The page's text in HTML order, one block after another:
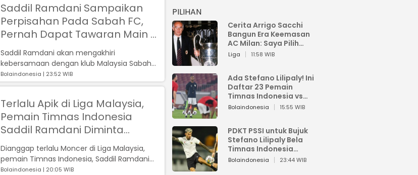
Saddil Ramdani Sampaikan
Perpisahan Pada Sabah FC,
Pernah Dapat Tawaran Main di
Austria
Saddil Ramdani akan mengakhiri
kebersamaan dengan klub Malaysia Sabah
FC, dirinya menyampaikan salam perpisahan
setalah ...
Bolaindonesia | 23:52 WIB
Terlalu Apik di Liga Malaysia,
Pemain Timnas Indonesia
Saddil Ramdani Diminta
Abroad ke Liga Raja ASEAN
Dianggap terlalu Moncer di Liga Malaysia,
pemain Timnas Indonesia, Saddil Ramdani
diminta pindah ke liga Raja ASEAN, Tha...
Bolaindonesia | 20:05 WIB
PILIHAN
Cerita Arrigo Sacchi
Bangun Era Keemasan
AC Milan: Saya Pilih
Pemain dari Isi Otaknya
Liga 11:58 WIB
Ada Stefano Lilipaly! Ini
Daftar 23 Pemain
Timnas Indonesia vs
China
Bolaindonesia 15:55 WIB
PDKT PSSI untuk Bujuk
Stefano Lilipaly Bela
Timnas Indonesia
Berakhir Berantakan
Bolaindonesia 23:44 WIB